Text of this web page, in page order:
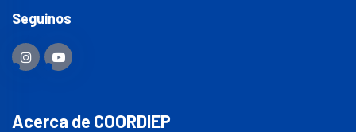
Seguinos
Acerca de COORDIEP